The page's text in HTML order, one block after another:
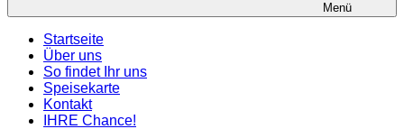
Menü
Startseite
Über uns
So findet Ihr uns
Speisekarte
Kontakt
IHRE Chance!